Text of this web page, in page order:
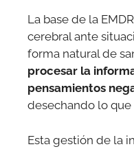
La base de la
cerebral ante
forma natural de
procesar la
pensamientos
desechando lo que
Esta gestión de la